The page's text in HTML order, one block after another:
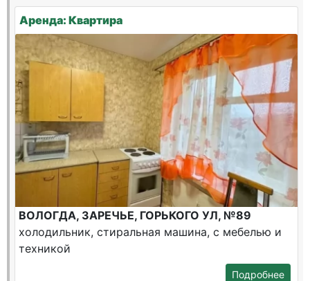
Аренда: Квартира
ВОЛОГДА, ЗАРЕЧЬЕ, ГОРЬКОГО УЛ, №89
холодильник, стиральная машина, с мебелью и
техникой
Подробнее